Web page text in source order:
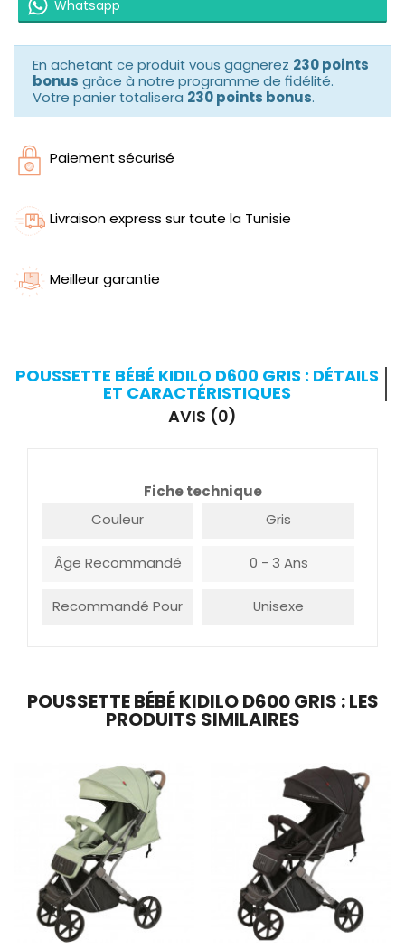
Whatsapp
En achetant ce produit vous gagnerez 230 points
bonus grâce à notre programme de fidélité.
Votre panier totalisera 230 points bonus.
Paiement sécurisé
Livraison express sur toute la Tunisie
Meilleur garantie
POUSSETTE BÉBÉ KIDILO D600 GRIS : DÉTAILS
ET CARACTÉRISTIQUES
AVIS (0)
Fiche technique
Couleur
Gris
Âge Recommandé 0 - 3 Ans
Recommandé Pour Unisexe
POUSSETTE BÉBÉ KIDILO D600 GRIS : LES
PRODUITS SIMILAIRES